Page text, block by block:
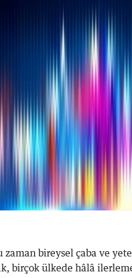
zaman bireysel çaba ve
birçok ülkede hâlâ